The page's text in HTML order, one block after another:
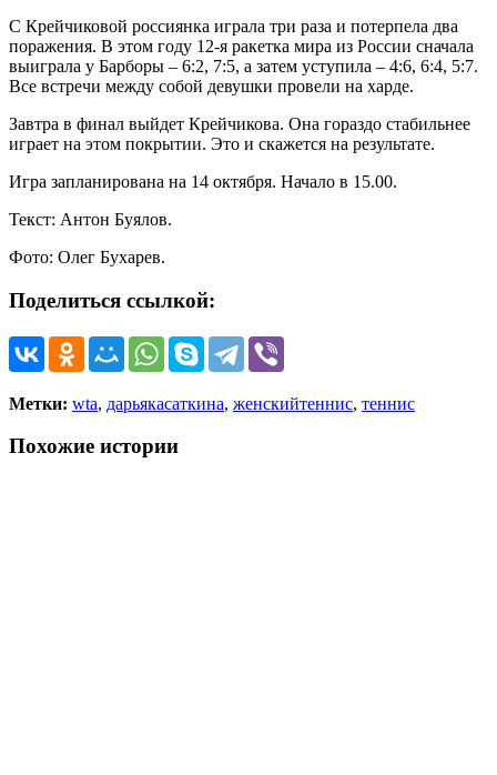
С Крейчиковой россиянка играла три раза и потерпела два
поражения. В этом году 12-я ракетка мира из России сначала
выиграла у Барборы – 6:2, 7:5, а затем уступила – 4:6, 6:4, 5:7.
Все встречи между собой девушки провели на харде.
Завтра в финал выйдет Крейчикова. Она гораздо стабильнее
играет на этом покрытии. Это и скажется на результате.
Игра запланирована на 14 октября. Начало в 15.00.
Текст: Антон Буялов.
Фото: Олег Бухарев.
Поделиться ссылкой:
Метки: wta, дарьякасаткина, женскийтеннис, теннис
Похожие истории